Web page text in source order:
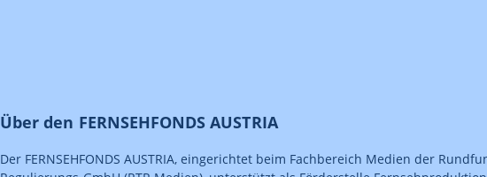
Über den FERNSEHFONDS AUSTRIA
Der FERNSEHFONDS AUSTRIA, eingerichtet beim Fachbereich Medien der